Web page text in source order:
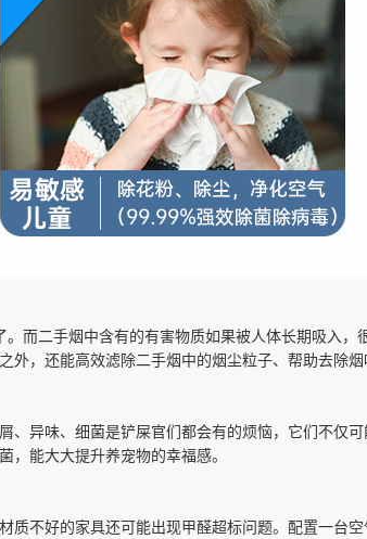
而二手烟中含有的有害物质如果被人体长期吸入，
，还能高效滤除二手烟中的烟尘粒子、帮助去除烟
异味、细菌是铲屎官们都会有的烦恼，它们不仅
，能大大提升养宠物的幸福感。
不好的家具还可能出现甲醛超标问题。配置一台